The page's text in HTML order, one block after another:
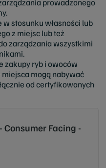
prowadzonego
w stosunku własności lub
z miejsc lub też
zarządzania wszystkimi
zakupy ryb i owoców
mogą nabywać
od certyfikowanych
Consumer Facing -